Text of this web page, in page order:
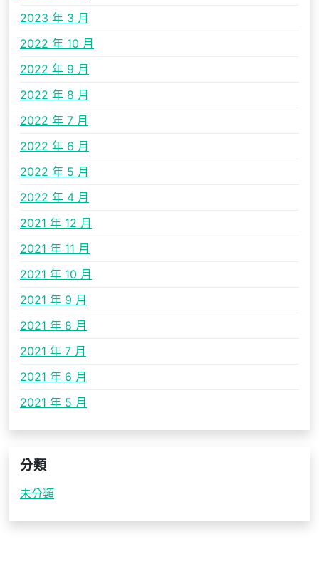
2023 年 3 月
2022 年 10 月
2022 年 9 月
2022 年 8 月
2022 年 7 月
2022 年 6 月
2022 年 5 月
2022 年 4 月
2021 年 12 月
2021 年 11 月
2021 年 10 月
2021 年 9 月
2021 年 8 月
2021 年 7 月
2021 年 6 月
2021 年 5 月
分類
未分類